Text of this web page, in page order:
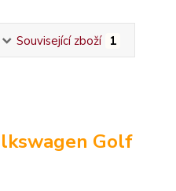
Související zboží 1
Golf